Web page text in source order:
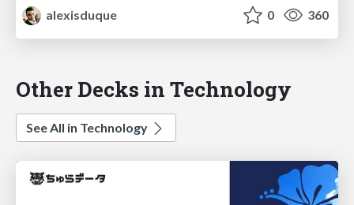
alexisduque
0 360
Other Decks in Technology
See All in Technology